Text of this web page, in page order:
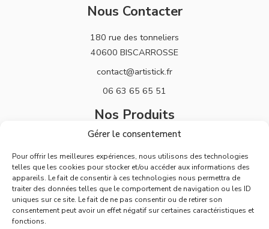
Gérer le consentement
Pour offrir les meilleures expériences, nous utilisons des technologies
telles que les cookies pour stocker et/ou accéder aux informations des
appareils. Le fait de consentir à ces technologies nous permettra de
traiter des données telles que le comportement de navigation ou les ID
uniques sur ce site. Le fait de ne pas consentir ou de retirer son
consentement peut avoir un effet négatif sur certaines caractéristiques et
fonctions.
Nous Contacter
180 rue des tonneliers
40600 BISCARROSSE
contact@artistick.fr
06 63 65 65 51
Nos Produits
Stickers
Horloges
Support
Mentions Légales